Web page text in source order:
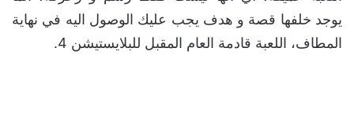
يوجد خلفها قصة و هدف يجب عليك الوصول اليه في نهاية
المطاف، اللعبة قادمة العام المقبل للبلايستيشن 4.